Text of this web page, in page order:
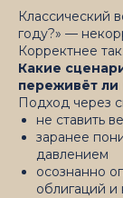
Классический
году?» —
Корректнее так:
Какие
переживёт
Подход через
не ставить
заранее
давлением
осознанно
облигаций